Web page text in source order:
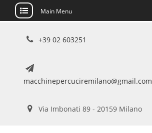
Main Menu
+39 02 603251
macchinepercuciremilano@gmail.com
Via Imbonati 89 - 20159 Milano